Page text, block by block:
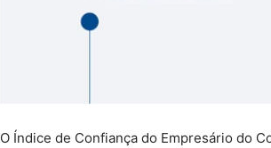
O Índice de Confiança do Empresário do